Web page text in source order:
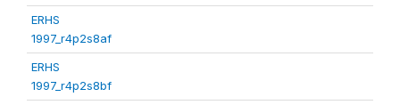
ERHS
1997_r4p2s8af
ERHS
1997_r4p2s8bf